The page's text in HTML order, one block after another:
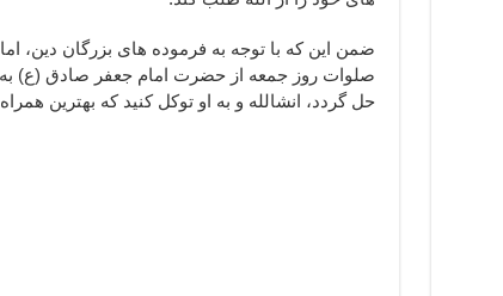
برای افزایش انرژی بدن و قدرت بازو
ماندن از بلا – دعای ایمنی از سوختن
ضمن این که با توجه به فرموده های بزرگان دین،
صلوات روز جمعه از حضرت امام جعفر صادق (ع)
حل گردد، انشالله و به او توکل کنید که بهترین